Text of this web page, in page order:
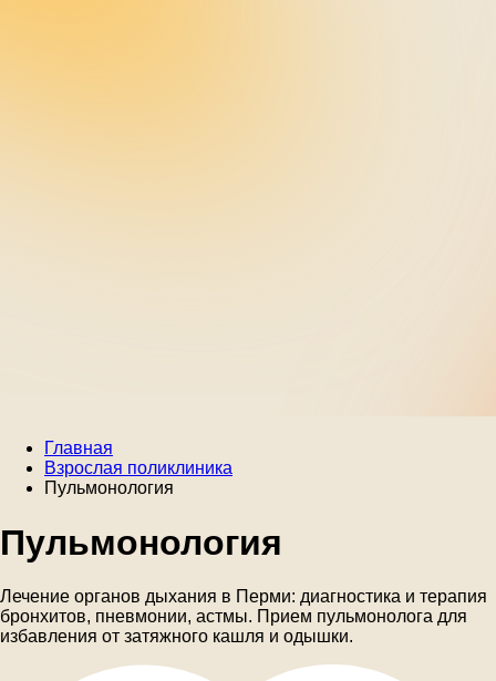
Главная
Взрослая поликлиника
Пульмонология
Пульмонология
Лечение органов дыхания в Перми: диагностика и терапия
бронхитов, пневмонии, астмы. Прием пульмонолога для
избавления от затяжного кашля и одышки.